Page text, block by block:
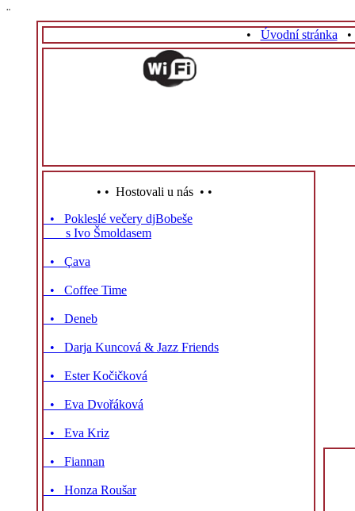
¨
• Úvodní stránka
• • Hostovali u nás • •
• Pokleslé večery djBobeše
s Ivo Šmoldasem
• Çava
• Coffee Time
• Deneb
• Darja Kuncová & Jazz Friends
• Ester Kočičková
• Eva Dvořáková
• Eva Kriz
• Fiannan
• Honza Roušar